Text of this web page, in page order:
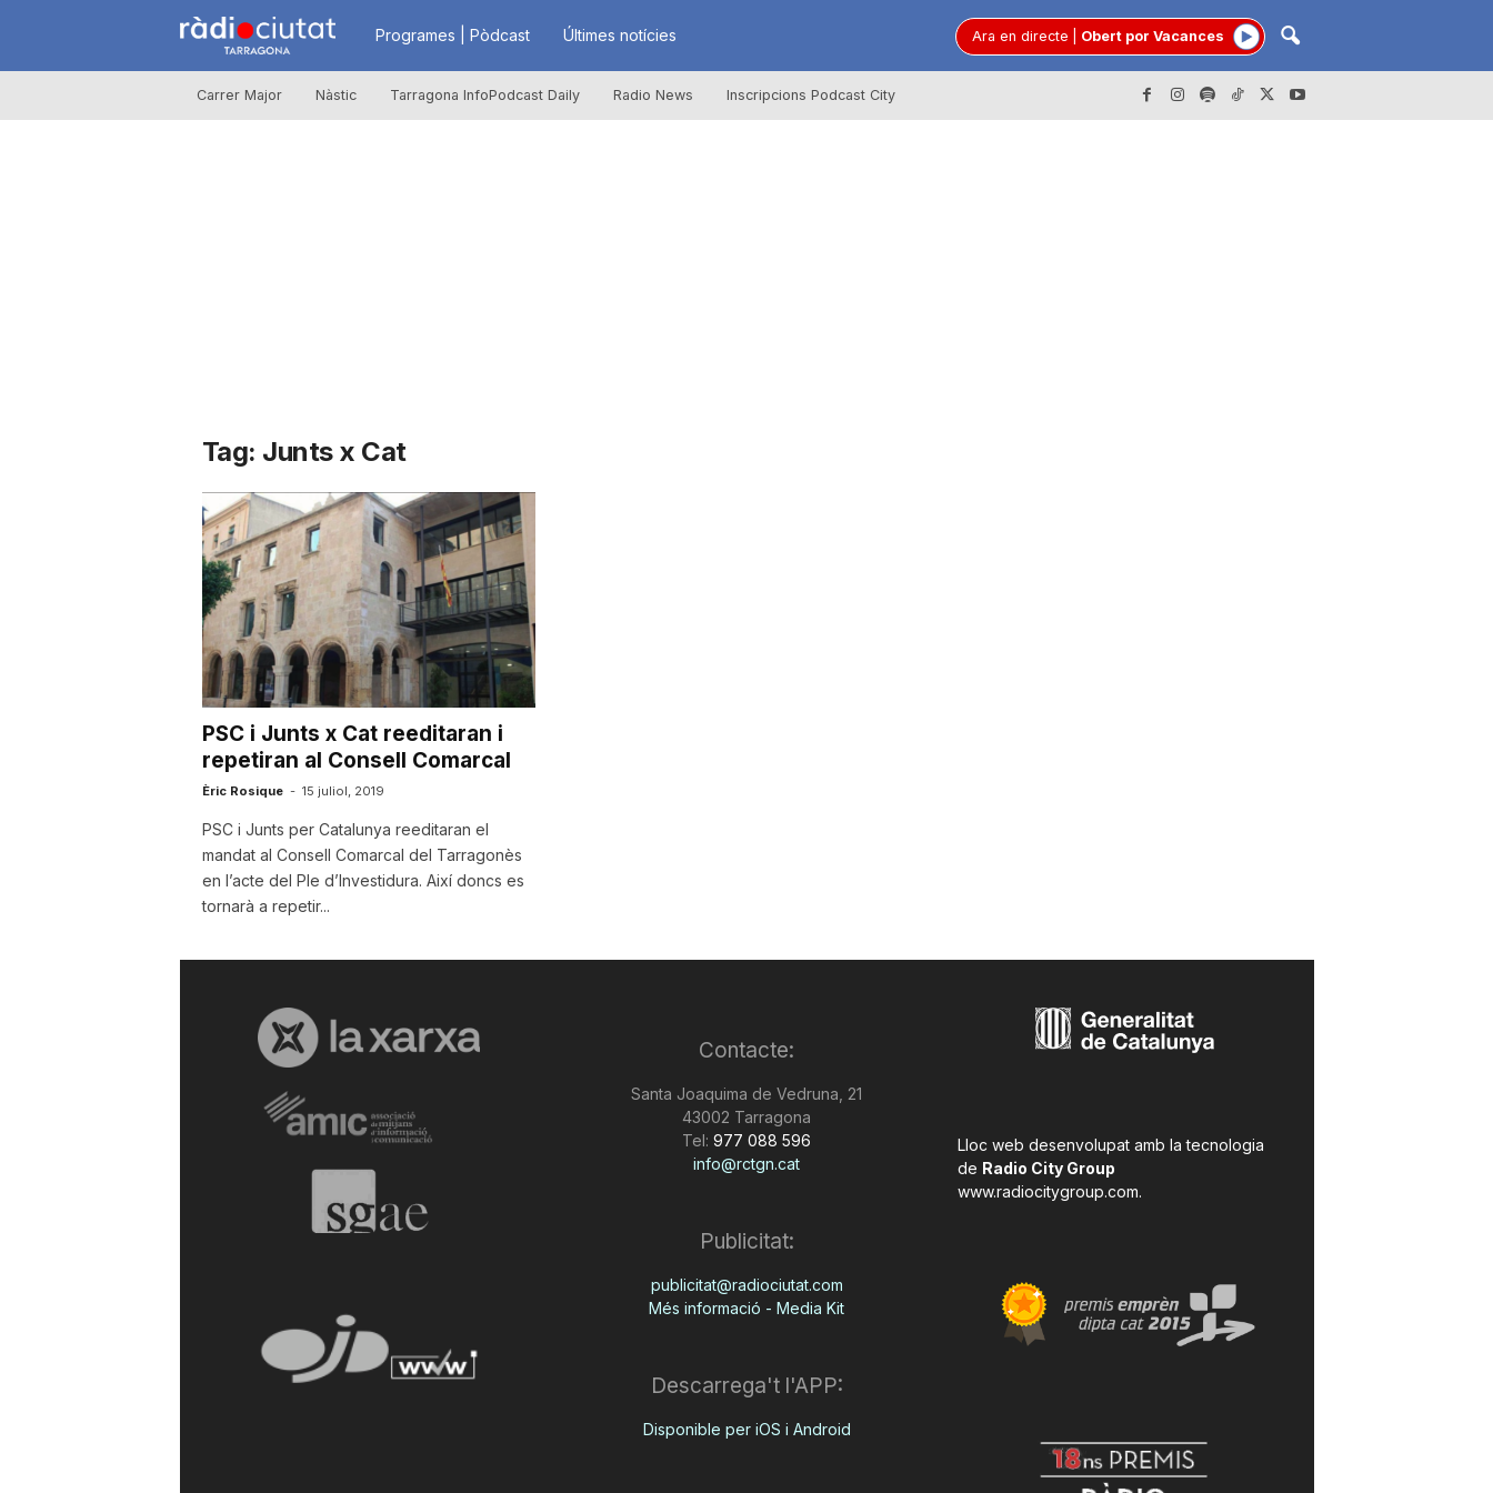
R
à
t
e
T
a
r
g
Programes | Pòdcast Últimes notícies Ara en directe Obert por Vacances
Carrer Major Nàstic Tarragona InfoPodcast Daily Radio News Inscripcions Podcast City
Tag: Junts x Cat
PSC i Junts x Cat reeditaran i
repetiran al Consell Comarcal
Èric Rosique - 15 juliol, 2019
PSC i Junts per Catalunya reeditaran el
mandat al Consell Comarcal del Tarragonès
en l’acte del Ple d’Investidura. Així doncs es
tornarà a repetir...
Contacte:
Santa Joaquima de Vedruna, 21
43002 Tarragona
Tel: 977 088 596
info@rctgn.cat
Publicitat:
publicitat@radiociutat.com
Més informació - Media Kit
Descarrega't l'APP:
Disponible per iOS i Android
Lloc web desenvolupat amb la tecnologia
de Radio City Group
www.radiocitygroup.com.